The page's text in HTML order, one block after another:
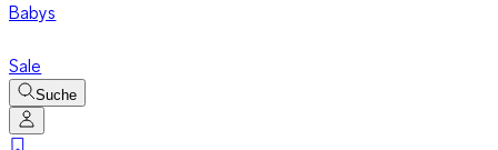
Babys
Sale
Suche